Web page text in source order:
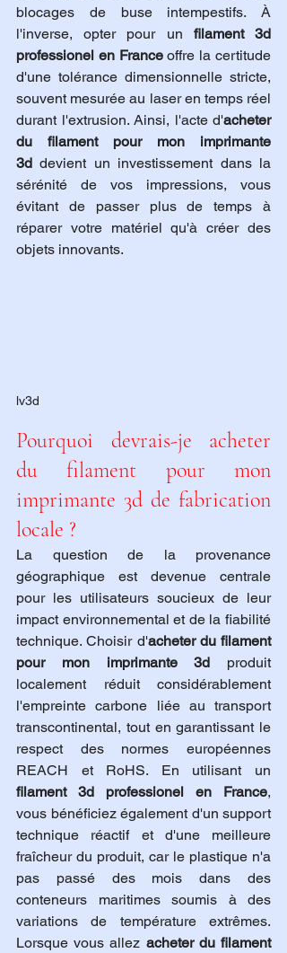
blocages de buse intempestifs. À
l'inverse, opter pour un filament 3d
professionel en France offre la certitude
d'une tolérance dimensionnelle stricte,
souvent mesurée au laser en temps réel
durant l'extrusion. Ainsi, l'acte d'acheter
du filament pour mon imprimante
3d devient un investissement dans la
sérénité de vos impressions, vous
évitant de passer plus de temps à
réparer votre matériel qu'à créer des
objets innovants.
lv3d
Pourquoi devrais-je acheter
du filament pour mon
imprimante 3d de fabrication
locale ?
La question de la provenance
géographique est devenue centrale
pour les utilisateurs soucieux de leur
impact environnemental et de la fiabilité
technique. Choisir d'acheter du filament
pour mon imprimante 3d produit
localement réduit considérablement
l'empreinte carbone liée au transport
transcontinental, tout en garantissant le
respect des normes européennes
filament 3d professionel en France,
vous bénéficiez également d'un support
technique réactif et d'une meilleure
fraîcheur du produit, car le plastique n'a
pas passé des mois dans des
conteneurs maritimes soumis à des
variations de température extrêmes.
Lorsque vous allez acheter du filament